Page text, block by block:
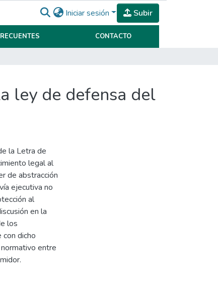
Iniciar sesión Subir
CONTACTO
ley de defensa del
la Letra de
legal al
de abstracción
ejecutiva no
al
en la
los
con dicho
entre